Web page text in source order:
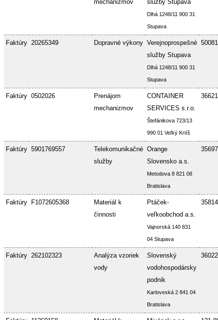
mechanizmov služby Stupava
Dlhá 1248/11 900 31
Stupava
Faktúry 20265349 Dopravné výkony Verejnoprospešné
služby Stupava
Dlhá 1248/11 900 31
Stupava
Faktúry 0502026
Prenájom
mechanizmov
CONTAINER
SERVICES s.r.o.
Štefánikova 723/13
990 01 Veľký Krtíš
Faktúry 5901769557
Telekomunikačné
služby
Orange
Slovensko a.s.
Metodova 8 821 08
Bratislava
Faktúry F1072605368
Materiál k
činnosti
Ptáček-
veľkoobchod a.s.
Vajnorská 140 831
04 Stupava
Faktúry 262102323
Analýza vzoriek
vody
Slovenský
vodohospodársky
podnik
Karloveská 2 841 04
Bratislava